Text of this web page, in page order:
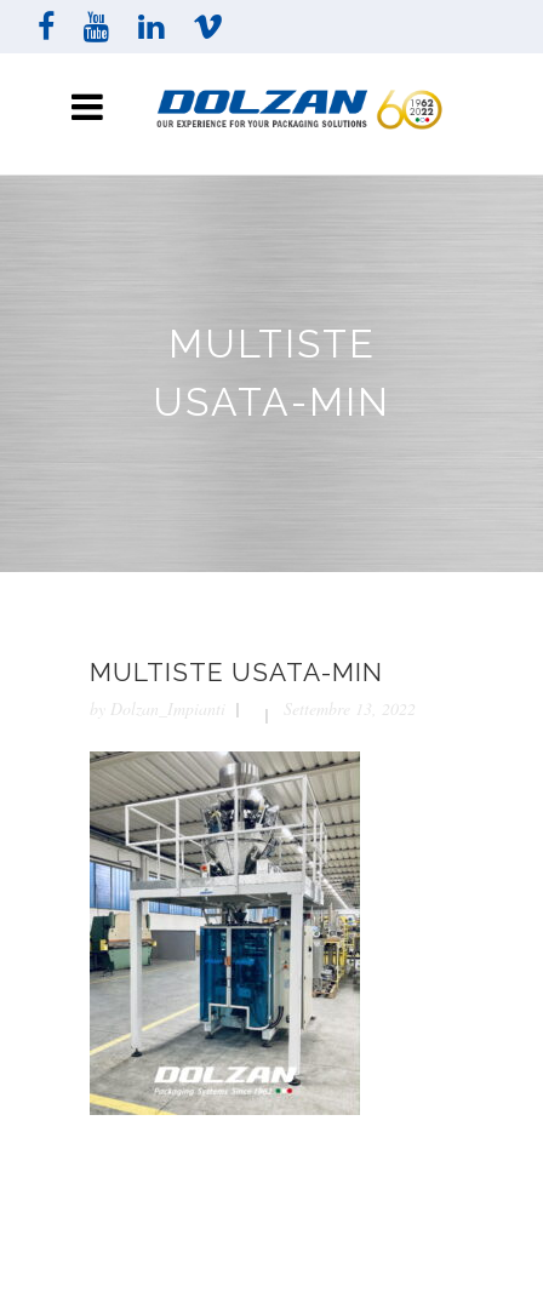
MULTISTE
USATA-MIN
MULTISTE USATA-MIN
by Dolzan_Impianti Settembre 13, 2022